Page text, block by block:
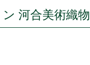
河合美術織物